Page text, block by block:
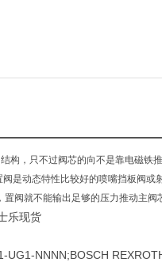
构，只不过阀芯的向不是靠电磁铁
是动态特性比较好的喷嘴挡板阀
阀就不能输出足够的压力推动主阀
乐现货
UG1-NNNN;BOSCH